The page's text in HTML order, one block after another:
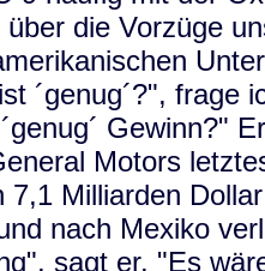
die Vorzüge
´genug´?",
Gewinn?"
Motors
7,1 Milliarden
nach Mexiko
sagt er. "Es